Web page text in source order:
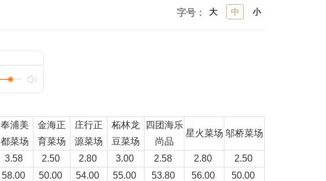
字号： 大 中 小
奉浦美
都菜场
金海正
育菜场
庄行正
源菜场
柘林龙
豆菜场
四团海乐
尚品
星火菜场 邬桥菜场
3.58 2.50 2.80 3.00 2.58 2.80
2.50
58.00 50.00 54.00 55.00 53.80 56.00
50.00